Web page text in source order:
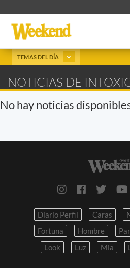
TEMAS DEL DÍA
NOTICIAS DE
No hay noticias
Diario Perfil Caras
Fortuna
Hombre
Look
Luz Mia